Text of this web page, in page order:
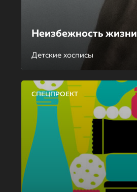
Неизбежность жизни
Детские хосписы
СПЕЦПРОЕКТ